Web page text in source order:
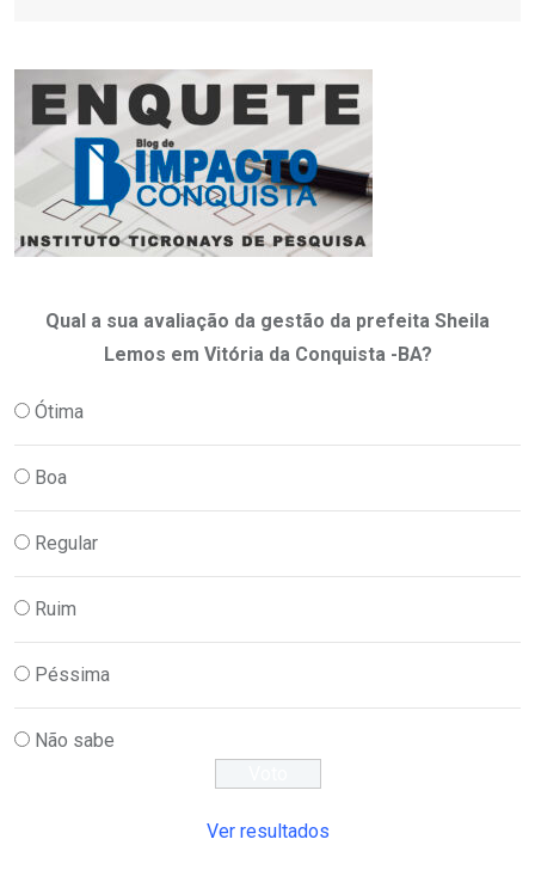
Qual a sua avaliação da gestão da prefeita Sheila
Lemos em Vitória da Conquista -BA?
Ótima
Boa
Regular
Ruim
Péssima
Não sabe
Ver resultados